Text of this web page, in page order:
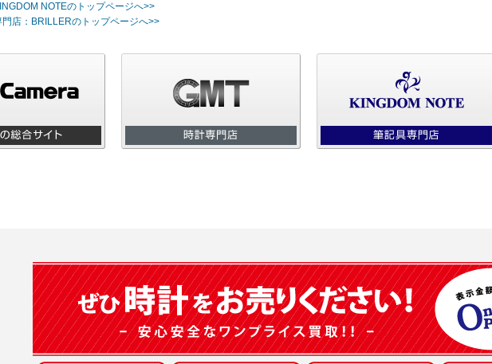
NOTEのトップページへ>>
店：BRILLERのトップページへ>>